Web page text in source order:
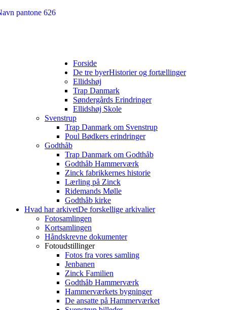
Forside
De tre byerHistorier og fortællinger
Ellidshøj
Trap Danmark
Søndergårds Erindringer
Ellidshøj Skole
Svenstrup
Trap Danmark om Svenstrup
Poul Bødkers erindringer
Godthåb
Trap Danmark om Godthåb
Godthåb Hammerværk
Zinck fabrikkernes historie
Lærling på Zinck
Ridemands Mølle
Godthåb kirke
Hvad har arkivetDe forskellige arkivalier
Fotosamlingen
Kortsamlingen
Håndskrevne dokumenter
Fotoudstillinger
Fotos fra vores samling
Jenbanen
Zinck Familien
Godthåb Hammerværk
Hammerværkets bygninger
De ansatte på Hammerværket